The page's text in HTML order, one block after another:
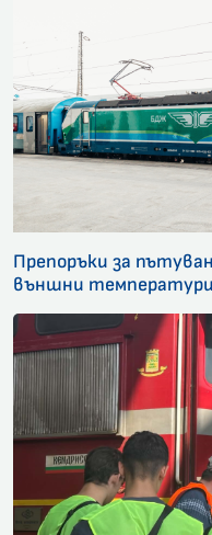
Препоръки за
външни температури